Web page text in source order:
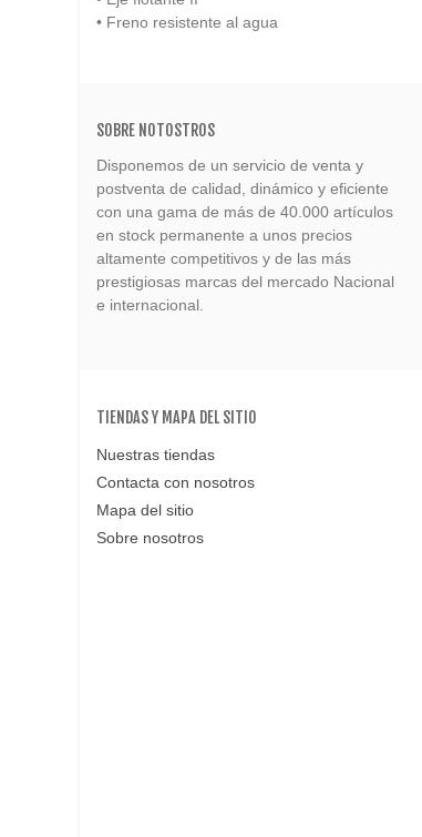
• Freno resistente al agua
SOBRE NOTOSTROS
Disponemos de un servicio de venta y
postventa de calidad, dinámico y eficiente
con una gama de más de 40.000 artículos
en stock permanente a unos precios
altamente competitivos y de las más
prestigiosas marcas del mercado Nacional
e internacional.
TIENDAS Y MAPA DEL SITIO
Nuestras tiendas
Contacta con nosotros
Mapa del sitio
Sobre nosotros